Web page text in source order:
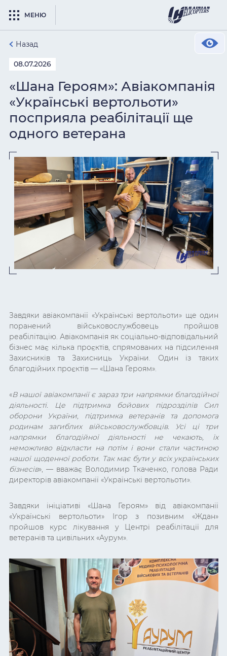
МЕНЮ
Назад
08.07.2026
«Шана Героям»: Авіакомпанія
«Українські вертольоти»
посприяла реабілітації ще
одного ветерана
Завдяки авіакомпанії «Українські вертольоти» ще один
поранений військовослужбовець пройшов
реабілітацію. Авіакомпанія як соціально-відповідальний
бізнес має кілька проєктів, спрямованих на підсилення
Захисників та Захисниць України. Один із таких
благодійних проєктів — «Шана Героям».
«В нашої авіакомпанії є зараз три напрямки благодійної
діяльності. Це підтримка бойових підрозділів Сил
оборони України, підтримка ветеранів та допомога
родинам загиблих військовослужбовців. Усі ці три
напрямки благодійної діяльності не чекають, їх
неможливо відкласти на потім і вони стали частиною
нашої щоденної роботи. Так має бути у всіх українських
бізнесів», — вважає Володимир Ткаченко, голова Ради
директорів авіакомпанії «Українські вертольоти».
Завдяки ініціативі «Шана Героям» від авіакомпанії
«Українські вертольоти» Ігор з позивним «Ждан»
пройшов курс лікування у Центрі реабілітації для
ветеранів та цивільних «Аурум».